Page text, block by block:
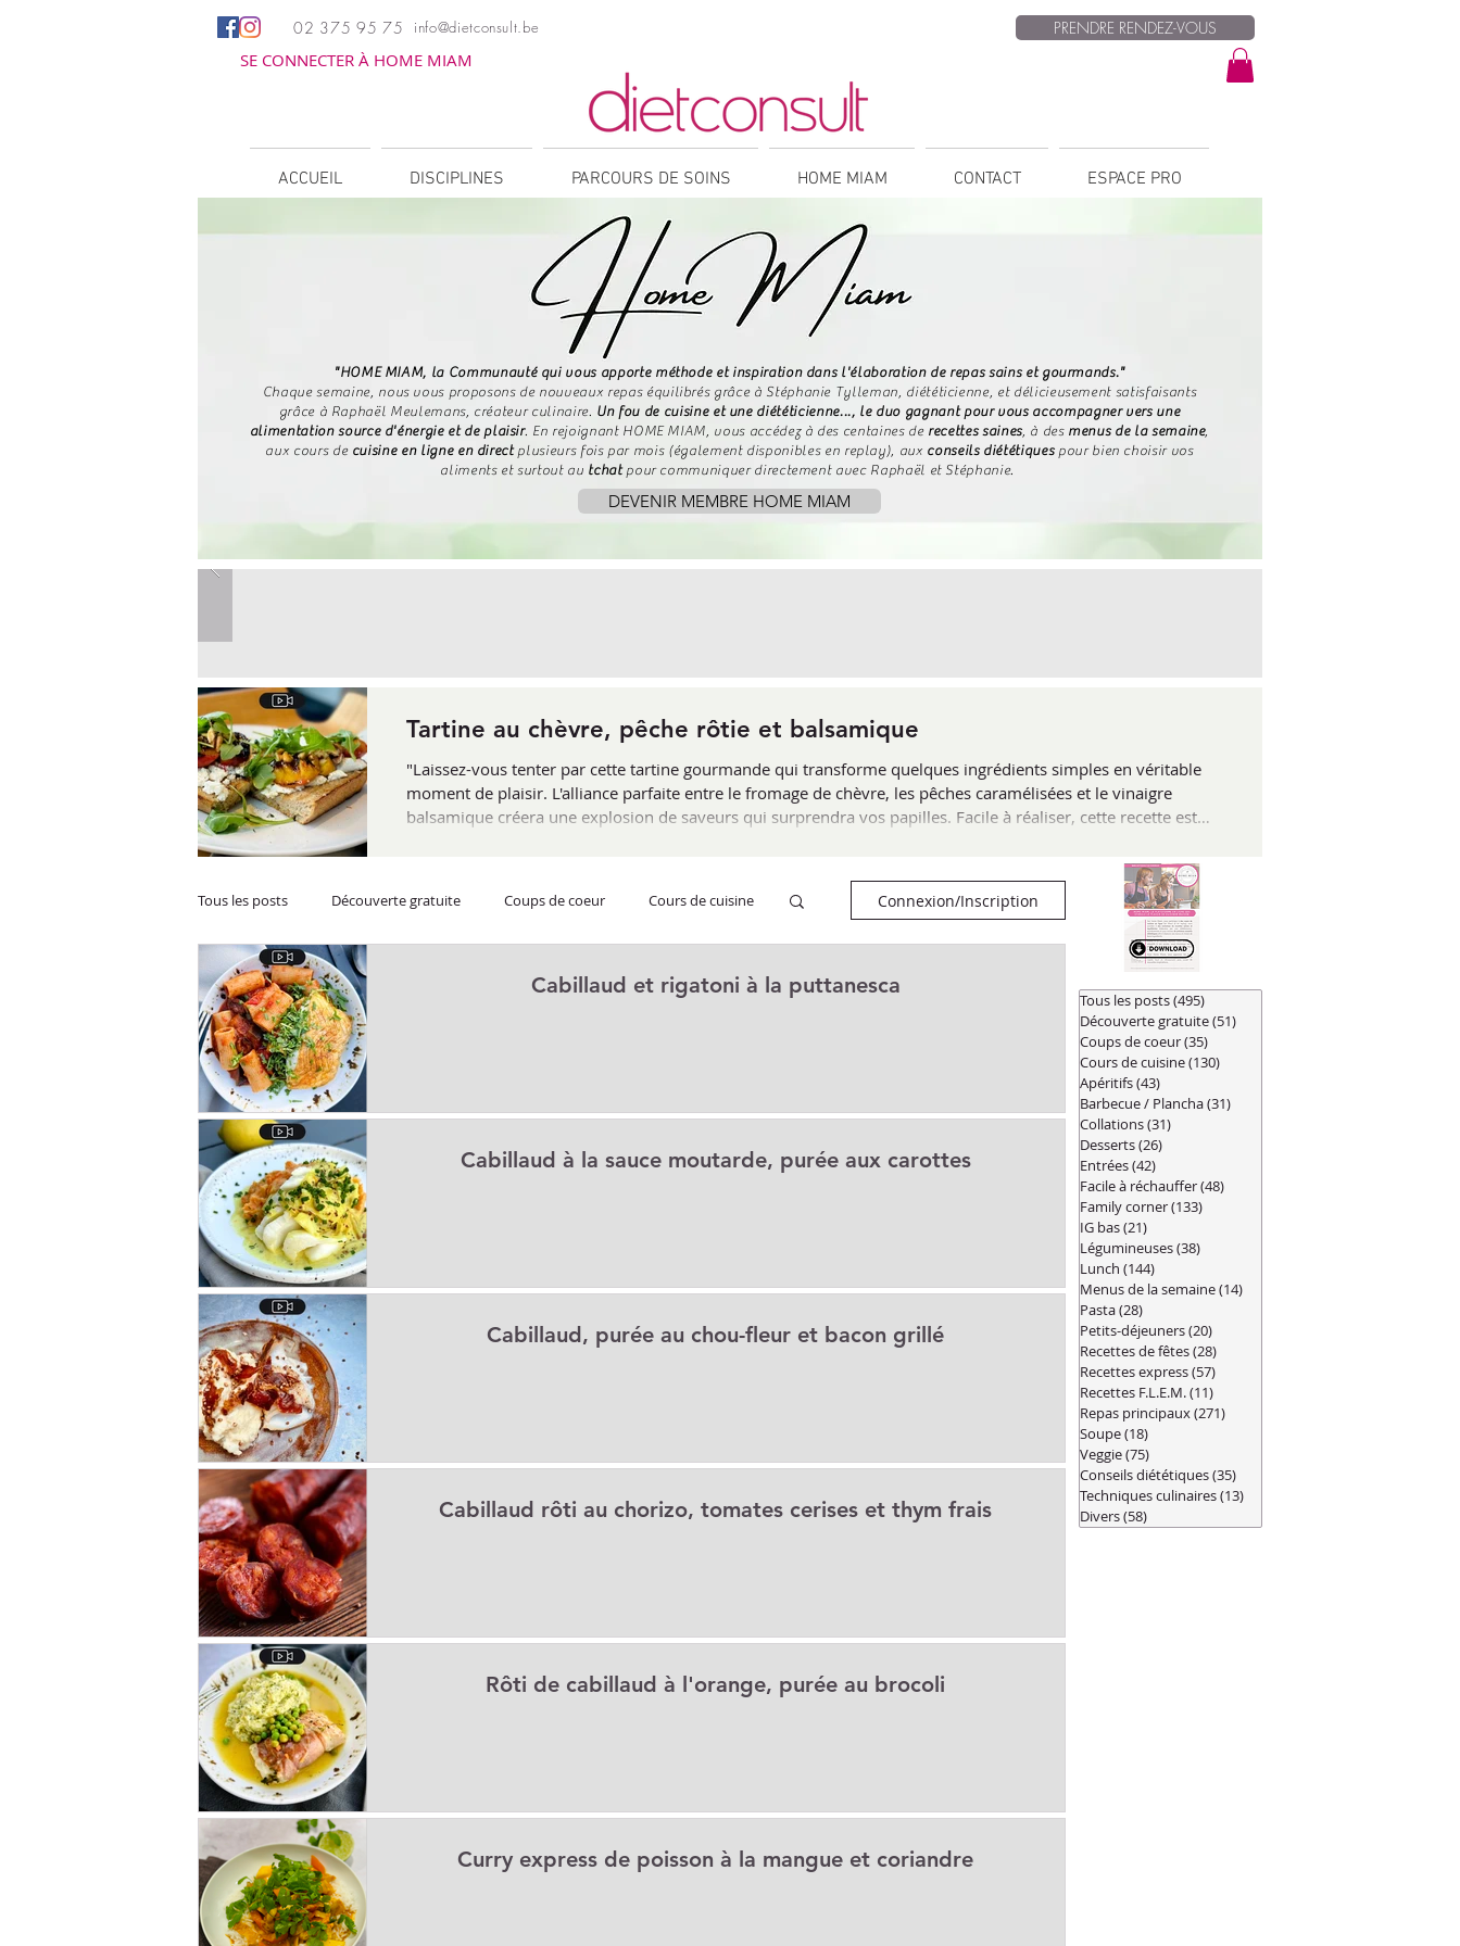
02 375 95 75 info@dietconsult.be PRENDRE RENDEZ-VOUS
SE CONNECTER À HOME MIAM
ACCUEIL DISCIPLINES PARCOURS DE SOINS HOME MIAM CONTACT ESPACE PRO
"HOME MIAM, la Communauté qui vous apporte méthode et inspiration dans l'élaboration de repas sains et gourmands."
Chaque semaine, nous vous proposons de nouveaux repas équilibrés grâce à Stéphanie Tylleman, diététicienne, et délicieusement satisfaisants
grâce à Raphaël Meulemans, créateur culinaire. Un fou de cuisine et une diététicienne..., le duo gagnant pour vous accompagner vers une
alimentation source d'énergie et de plaisir. En rejoignant HOME MIAM, vous accédez à des centaines de recettes saines, à des menus de la semaine,
aux cours de cuisine en ligne en direct plusieurs fois par mois (également disponibles en replay), aux conseils diététiques pour bien choisir vos
aliments et surtout au tchatpour communiquer directement avec Raphaël et Stéphanie. ​
DEVENIR MEMBRE HOME MIAM
Tartine au chèvre, pêche rôtie et balsamique
"Laissez-vous tenter par cette tartine gourmande qui transforme quelques ingrédients simples en véritable
moment de plaisir. L'alliance parfaite entre le fromage de chèvre, les pêches caramélisées et le vinaigre
balsamique créera une explosion de saveurs qui surprendra vos papilles. Facile à réaliser, cette recette est
Tous les posts Découverte gratuite Coups de coeur Cours de cuisine
Apéritifs Barbecue / Plancha Collations Desserts Entrées
Facile à réchauffer
Lunch Menus de la semaine Pasta Petits-déjeuners
Recettes de fêtes
Repas principaux Veggie Conseils diététiques
Techniques culinaires
Connexion/Inscription
Cabillaud et rigatoni à la puttanesca
Cabillaud à la sauce moutarde, purée aux carottes
Cabillaud, purée au chou-fleur et bacon grillé
Cabillaud rôti au chorizo, tomates cerises et thym frais
Rôti de cabillaud à l'orange, purée au brocoli
Curry express de poisson à la mangue et coriandre
Tous les posts(495)
Découverte gratuite(51)
Coups de coeur(35)
Cours de cuisine(130)
Apéritifs(43)
Barbecue / Plancha(31)
Collations(31)
Desserts(26)
Entrées(42)
Facile à réchauffer(48)
Family corner(133)
IG bas(21)
Légumineuses(38)
Lunch (144)
Menus de la semaine(14)
Pasta(28)
Petits-déjeuners(20)
Recettes de fêtes(28)
Recettes express(57)
Recettes F.L.E.M.(11)
Repas principaux(271)
Soupe(18)
Veggie(75)
Conseils diététiques(35)
Techniques culinaires(13)
Divers(58)